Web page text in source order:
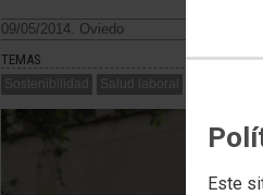
Este
09/05/2014. Oviedo
TEMAS
Sostenibilidad Salud laboral